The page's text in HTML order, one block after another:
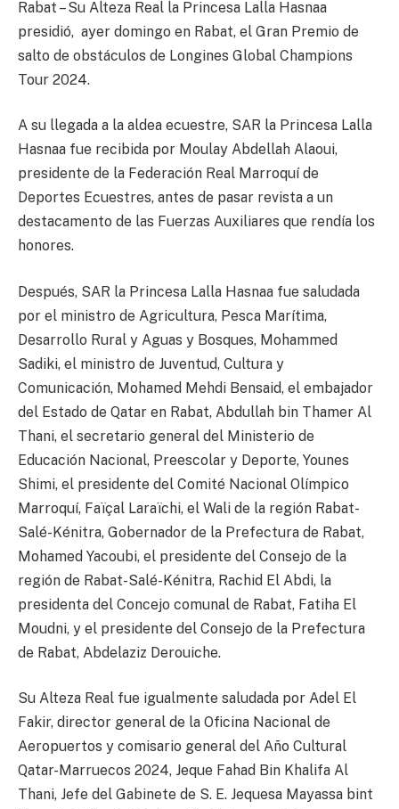
Rabat – Su Alteza Real la Princesa Lalla Hasnaa
presidió, ayer domingo en Rabat, el Gran Premio de
salto de obstáculos de Longines Global Champions
Tour 2024.
A su llegada a la aldea ecuestre, SAR la Princesa Lalla
Hasnaa fue recibida por Moulay Abdellah Alaoui,
presidente de la Federación Real Marroquí de
Deportes Ecuestres, antes de pasar revista a un
destacamento de las Fuerzas Auxiliares que rendía los
honores.
Después, SAR la Princesa Lalla Hasnaa fue saludada
por el ministro de Agricultura, Pesca Marítima,
Desarrollo Rural y Aguas y Bosques, Mohammed
Sadiki, el ministro de Juventud, Cultura y
Comunicación, Mohamed Mehdi Bensaid, el embajador
del Estado de Qatar en Rabat, Abdullah bin Thamer Al
Thani, el secretario general del Ministerio de
Educación Nacional, Preescolar y Deporte, Younes
Shimi, el presidente del Comité Nacional Olímpico
Marroquí, Faïçal Laraïchi, el Wali de la región Rabat-
Salé-Kénitra, Gobernador de la Prefectura de Rabat,
Mohamed Yacoubi, el presidente del Consejo de la
región de Rabat-Salé-Kénitra, Rachid El Abdi, la
presidenta del Concejo comunal de Rabat, Fatiha El
Moudni, y el presidente del Consejo de la Prefectura
de Rabat, Abdelaziz Derouiche.
Su Alteza Real fue igualmente saludada por Adel El
Fakir, director general de la Oficina Nacional de
Aeropuertos y comisario general del Año Cultural
Qatar-Marruecos 2024, Jeque Fahad Bin Khalifa Al
Thani, Jefe del Gabinete de S. E. Jequesa Mayassa bint